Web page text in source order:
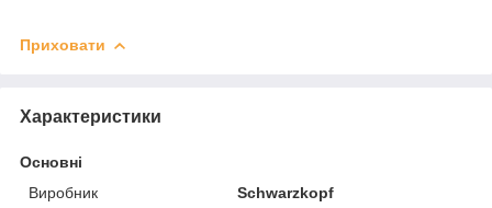
Приховати
Характеристики
Основні
Виробник
Schwarzkopf